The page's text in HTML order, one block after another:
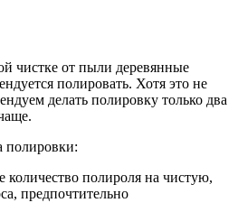
чистке от пыли деревянные
полировать. Хотя это не
делать полировку только два
полировки:
количество полироля на чистую,
предпочтительно